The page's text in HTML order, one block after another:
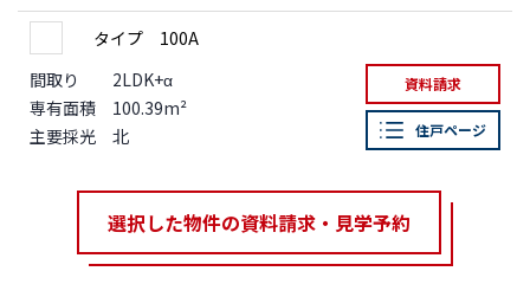
タイプ 100A
間取り
2LDK+α
専有面積
100.39m²
主要採光
北
資料請求
住戸ページ
選択した物件の資料請求・見学予約